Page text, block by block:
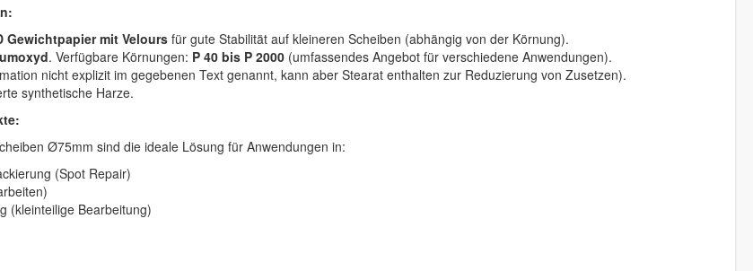
Gewichtpapier mit Veloursfür gute Stabilität auf kleineren Scheiben (abhängig von der Körnung).
. Verfügbare Körnungen: P 40 bis P 2000 (umfassendes Angebot für verschiedene Anwendungen).
nicht explizit im gegebenen Text genannt, kann aber Stearat enthalten zur Reduzierung von Zusetzen).
synthetische Harze.
Ø75mm sind die ideale Lösung für Anwendungen in:
(Spot Repair)
(kleinteilige Bearbeitung)